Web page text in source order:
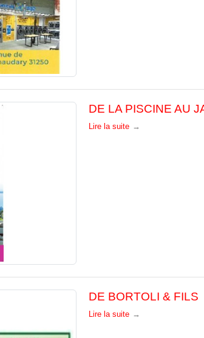
DE LA PISCINE AU
Lire la suite
DE BORTOLI & FILS
Lire la suite